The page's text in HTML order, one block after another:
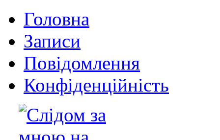
Головна
Записи
Повідомлення
Конфіденційність